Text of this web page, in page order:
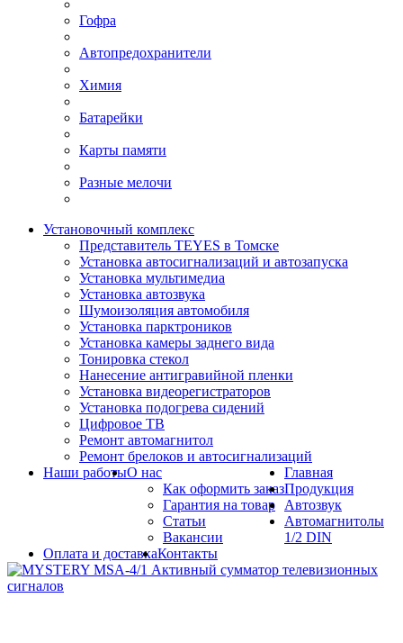
Гофра
Автопредохранители
Химия
Батарейки
Карты памяти
Разные мелочи
Установочный комплекс
Представитель TEYES в Томске
Установка автосигнализаций и автозапуска
Установка мультимедиа
Установка автозвука
Шумоизоляция автомобиля
Установка парктроников
Установка камеры заднего вида
Тонировка стекол
Нанесение антигравийной пленки
Установка видеорегистраторов
Установка подогрева сидений
Цифровое ТВ
Ремонт автомагнитол
Ремонт брелоков и автосигнализаций
Наши работыО нас
Как оформить заказ
Гарантия на товар
Статьи
Вакансии
Оплата и доставкаКонтакты
Главная
Продукция
Автозвук
Автомагнитолы
1/2 DIN